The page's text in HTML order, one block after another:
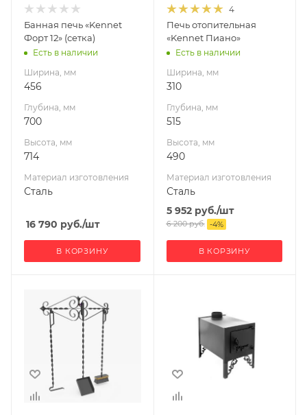
Сталь
Вид топлива
Дрова
Диаметр дымохода,
мм
Длина дров, мм
Масса камней, кг
Гарантия, мес.
Банная печь «Kennet
Форт 12» (сетка)
Есть в наличии
Ширина, мм
456
Глубина, мм
700
Высота, мм
714
Материал изготовления
Сталь
16 790 руб./шт
В КОРЗИНУ
Сталь
Вид топлива
Дрова
Диаметр дымохода,
мм
Длина дров, мм
Гарантия, мес.
Мощность, кВт
4
Печь отопительная
«Kennet Пиано»
Есть в наличии
Ширина, мм
310
Глубина, мм
515
Высота, мм
490
Материал изготовления
Сталь
5 952руб./шт
6 200руб. -4%
В КОРЗИНУ
Глубина, мм
Высота, мм
Глубина, мм
490
Материал